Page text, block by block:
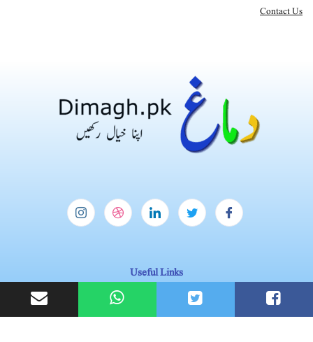
Contact Us
Useful Links
Homepage